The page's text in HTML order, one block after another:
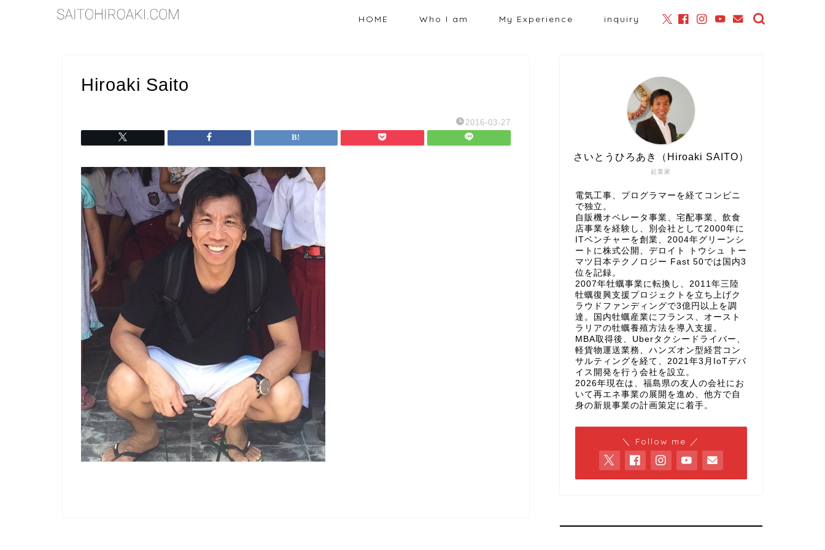
HOME Who I am My Experience inquiry
Hiroaki Saito
2016-03-27
起業家
さいとうひろあき（Hiroaki SAITO）
電気工事、プログラマーを経てコンビニ
で独立。
自販機オペレータ事業、宅配事業、飲食
店事業を経験し、別会社として2000年に
ITベンチャーを創業、2004年グリーンシ
ートに株式公開、 デロイト トウシュ トー
マツ日本テクノロジー Fast 50では国内3
位を記録。
2007年牡蠣事業に転換し、2011年三陸
牡蠣復興支援プロジェクトを立ち上げク
ラウドファンディングで3億円以上を調
達。国内牡蠣産業にフランス、オースト
ラリアの牡蠣養殖方法を導入支援。
MBA取得後、Uberタクシードライバー、
軽貨物運送業務、ハンズオン型経営コン
サルティングを経て、2021年3月IoTデバ
イス開発を行う会社を設立。
2026年現在は、福島県の友人の会社にお
いて再エネ事業の展開を進め、他方で自
身の新規事業の計画策定に着手。
＼ Follow me ／